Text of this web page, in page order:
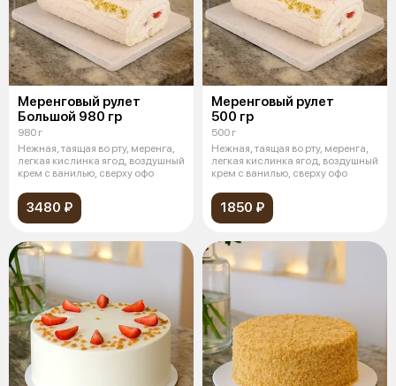
Меренговый рулет
Большой 980 гр
980 г
Нежная, таящая во рту, меренга,
легкая кислинка ягод, воздушный
крем с ванилью, сверху офо
3480 ₽
Меренговый рулет
500 гр
500 г
Нежная, таящая во рту, меренга,
легкая кислинка ягод, воздушный
крем с ванилью, сверху офо
1850 ₽